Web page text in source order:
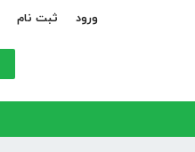
ورود ثبت نام